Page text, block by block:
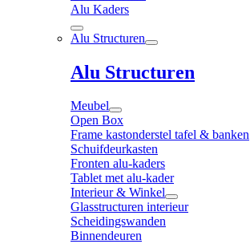
Alu Kaders
Alu Structuren
Alu Structuren
Meubel
Open Box
Frame kastonderstel tafel & banken
Schuifdeurkasten
Fronten alu-kaders
Tablet met alu-kader
Interieur & Winkel
Glasstructuren interieur
Scheidingswanden
Binnendeuren